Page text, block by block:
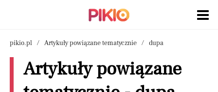
pikio.pl Artykuły powiązane tematycznie dupa
Artykuły powiązane